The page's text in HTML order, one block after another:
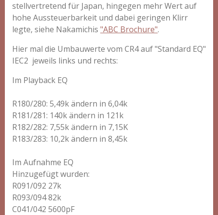
stellvertretend für Japan, hingegen mehr Wert auf
hohe Aussteuerbarkeit und dabei geringen Klirr
legte, siehe Nakamichis "ABC Brochure".
Hier mal die Umbauwerte vom CR4 auf "Standard EQ"
IEC2 jeweils links und rechts:
Im Playback EQ
R180/280: 5,49k ändern in 6,04k
R181/281: 140k ändern in 121k
R182/282: 7,55k ändern in 7,15K
R183/283: 10,2k ändern in 8,45k
Im Aufnahme EQ
Hinzugefügt wurden:
R091/092 27k
R093/094 82k
C041/042 5600pF